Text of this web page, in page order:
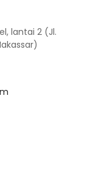
lantai 2 (Jl.